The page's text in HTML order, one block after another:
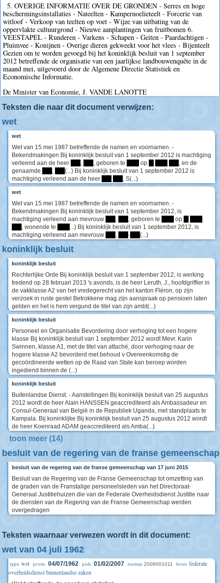
5. OVERIGE INFORMATIE OVER DE GRONDEN - Serres en hoge
beschermingsinstallaties - Nateelten - Kampernoelieteelt - Forcerie van
witloof - Verkoop van teelten op voet - Wijze van uitbating van de
oppervlakte cultuurgrond - Nieuwe aanplantingen van fruitbomen 6.
VEESTAPEL - Runderen - Varkens - Schapen - Geiten - Paardachtigen -
Pluimvee - Konijnen - Overige dieren gekweekt voor het vlees - Bijenteelt
Gezien om te worden gevoegd bij het koninklijk besluit van 1 september
2012 betreffende de organisatie van een jaarlijkse landbouwenquête in de
maand mei, uitgevoerd door de Algemene Directie Statistiek en
Economische Informatie.
De Minister van Economie, J. VANDE LANOTTE
Teksten die naar dit document verwijzen:
wet
wet
Wet van 15 mei 1987 betreffende de namen en voornamen. -
Bekendmakingen Bij koninklijk besluit van 1 september 2012 is machtiging
verleend aan de heer
, , geboren te op
, en de
genaamde
,
(...) Bij koninklijk besluit van 1 september 2012 is
machtiging verleend aan de heer
, S(...)
wet
Wet van 15 mei 1987 betreffende de namen en voornamen. -
Bekendmakingen Bij koninklijk besluit van 1 september 2012, is
machtiging verleend aan mevrouw
, , geboren te op
, wonende te
...) Bij koninklijk besluit van 1 september 2012, is
machtiging verleend aan mevrouw
, - (...)
koninklijk besluit
koninklijk besluit
Rechterlijke Orde Bij koninklijk besluit van 1 september 2012, is werking
tredend op 28 februari 2013 's avonds, is de heer Leruth, J., hoofdgriffier in
de vakklasse A2 van het vredegerecht van het kanton Fléron, op zijn
verzoek in ruste gestel Betrokkene mag zijn aanspraak op pensioen laten
gelden en het is hem vergund de titel van zijn ambt(...)
koninklijk besluit
Personeel en Organisatie Bevordering door verhoging tot een hogere
klasse Bij koninklijk besluit van 1 september 2012 wordt Mevr. Karin
Swinnen, klasse A1, met de titel van attaché, door verhoging naar de
hogere klasse A2 bevorderd met behoud v Overeenkomstig de
gecoördineerde wetten op de Raad van State kan beroep worden
ingediend binnen de (...)
koninklijk besluit
Buitenlandse Dienst. - Aanstellingen Bij koninklijk besluit van 25 augustus
2012 wordt de heer Alain HANSSEN geaccrediteerd als Ambassadeur en
Consul-Generaal van België in de Republiek Uganda, met standplaats te
Kampala. Bij koninklijke Bij koninklijk besluit van 25 augustus 2012 wordt
de heer Koenraad ADAM geaccrediteerd als Amba(...)
toon meer (14)
besluit van de regering van de franse gemeenschap
besluit van de regering van de franse gemeenschap van 17 juni 2015
Besluit van de Regering van de Franse Gemeenschap tot omzetting van
de graden van de Franstalige personeelsleden van het Directoraat-
Generaal Justitiehuizen die van de Federale Overheidsdienst Justitie naar
de diensten van de Regering van de Franse Gemeenschap werden
overgedragen
Teksten waarnaar verwezen wordt in dit document:
wet van 04 juli 1962
type wet prom. 04/07/1962 pub. 01/02/2007 numac 2006001011 bron federale
overheidsdienst binnenlandse zaken